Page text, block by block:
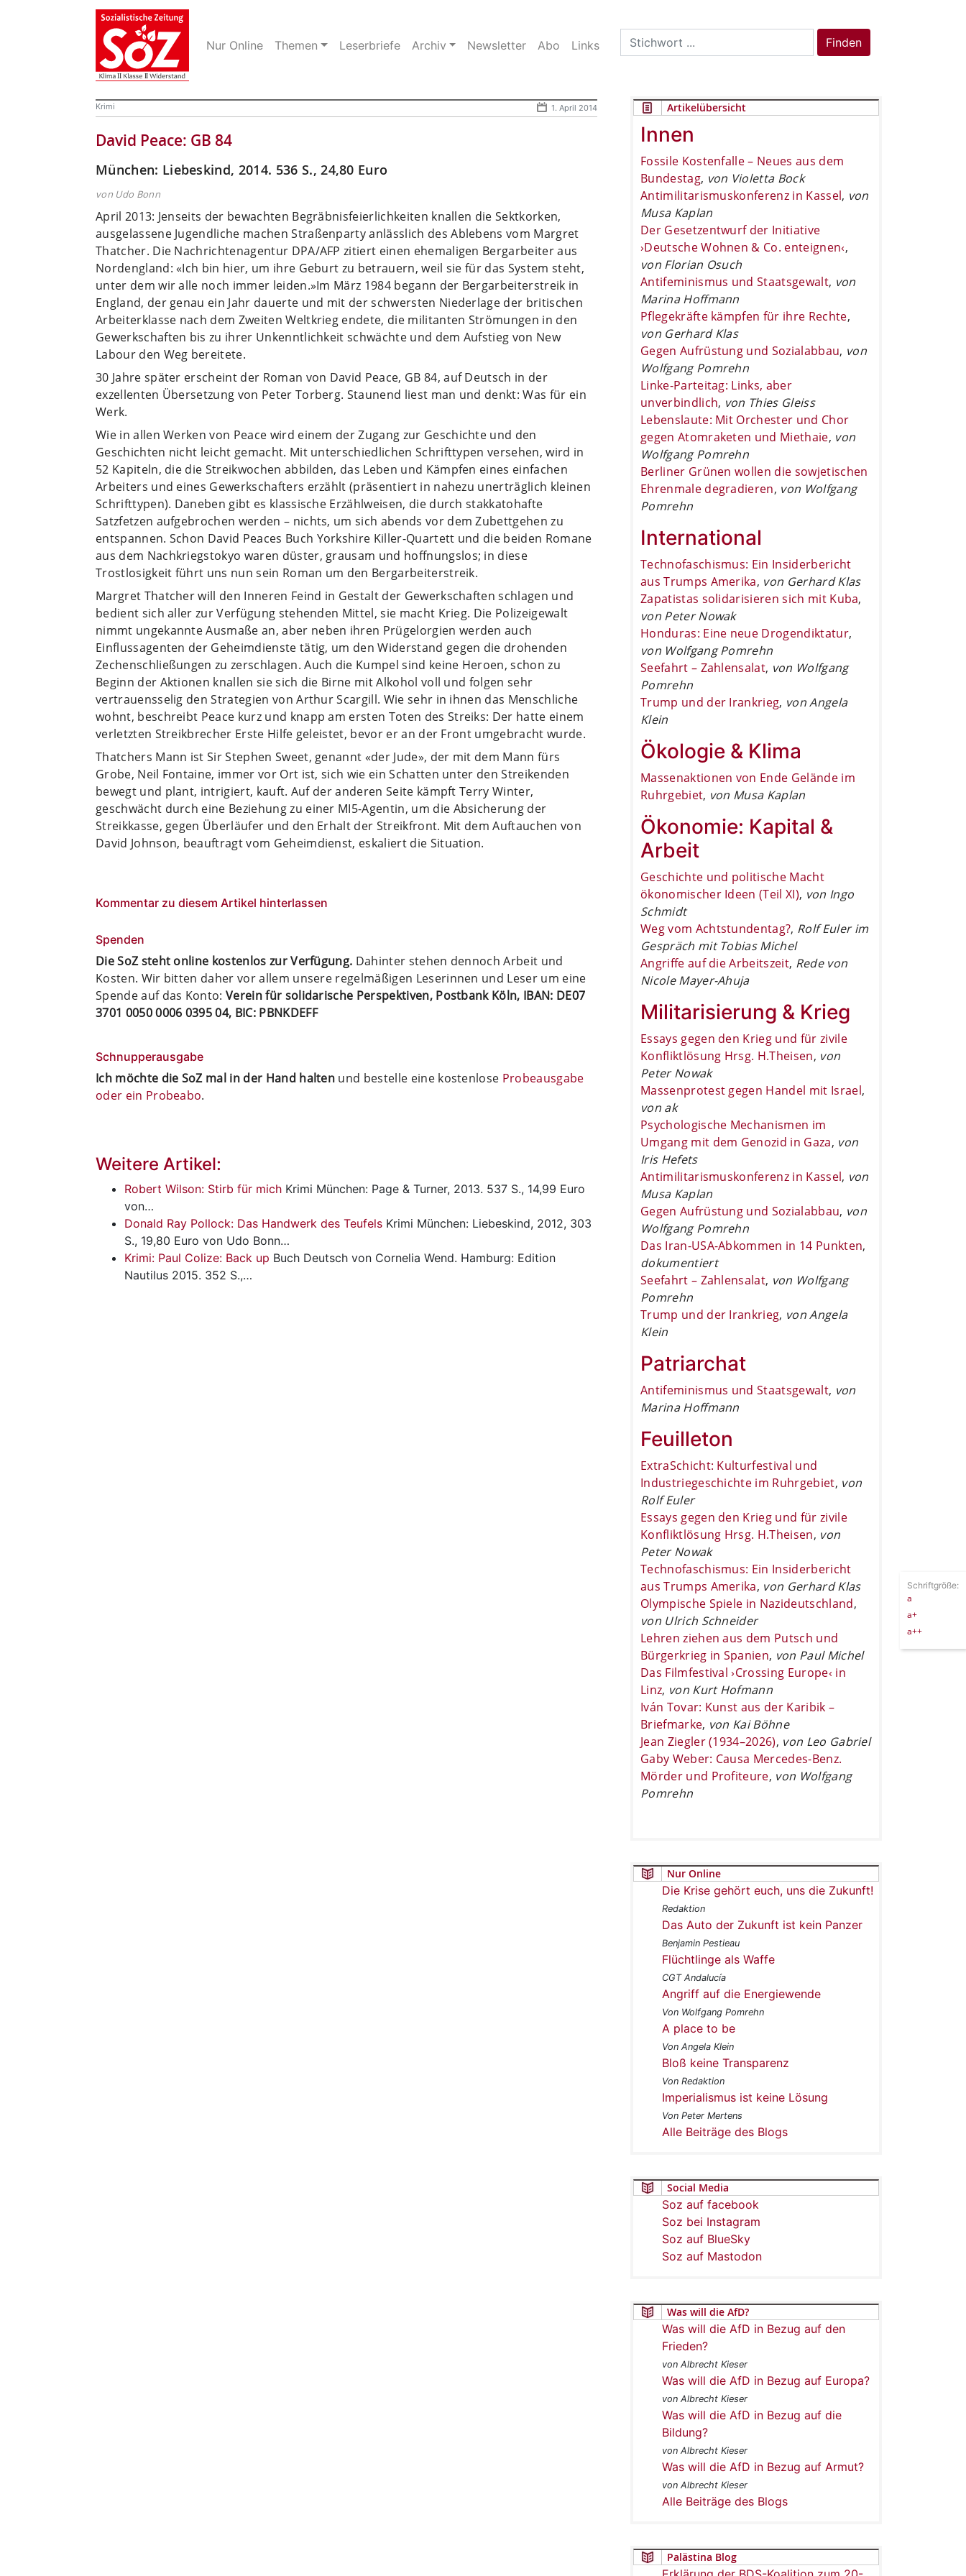
Nur Online Themen Leserbriefe Archiv Newsletter Abo Links
Search
for:
Finden
Krimi 1. April 2014
David Peace: GB 84
München: Liebeskind, 2014. 536 S., 24,80 Euro
von Udo Bonn
April 2013: Jenseits der bewachten Begräbnisfeierlichkeiten knallen die Sektkorken,
ausgelassene Jugendliche machen Straßenparty anlässlich des Ablebens vom Margret
Thatcher. Die Nachrichtenagentur DPA/AFP zitiert einen ehemaligen Bergarbeiter aus
Nordengland: «Ich bin hier, um ihre Geburt zu betrauern, weil sie für das System steht,
unter dem wir alle noch immer leiden.»Im März 1984 begann der Bergarbeiterstreik in
England, der genau ein Jahr dauerte und mit der schwersten Niederlage der britischen
Arbeiterklasse nach dem Zweiten Weltkrieg endete, die militanten Strömungen in den
Gewerkschaften bis zu ihrer Unkenntlichkeit schwächte und dem Aufstieg von New
Labour den Weg bereitete.
30 Jahre später erscheint der Roman von David Peace, GB 84, auf Deutsch in der
exzellenten Übersetzung von Peter Torberg. Staunend liest man und denkt: Was für ein
Werk.
Wie in allen Werken von Peace wird einem der Zugang zur Geschichte und den
Geschichten nicht leicht gemacht. Mit unterschiedlichen Schrifttypen versehen, wird in
52 Kapiteln, die die Streikwochen abbilden, das Leben und Kämpfen eines einfachen
Arbeiters und eines Gewerkschafters erzählt (präsentiert in nahezu unerträglich kleinen
Schrifttypen). Daneben gibt es klassische Erzählweisen, die durch stakkatohafte
Satzfetzen aufgebrochen werden – nichts, um sich abends vor dem Zubettgehen zu
entspannen. Schon David Peaces Buch Yorkshire Killer-Quartett und die beiden Romane
aus dem Nachkriegstokyo waren düster, grausam und hoffnungslos; in diese
Trostlosigkeit führt uns nun sein Roman um den Bergarbeiterstreik.
Margret Thatcher will den Inneren Feind in Gestalt der Gewerkschaften schlagen und
bedient sich aller zur Verfügung stehenden Mittel, sie macht Krieg. Die Polizeigewalt
nimmt ungekannte Ausmaße an, aber neben ihren Prügelorgien werden auch
Einflussagenten der Geheimdienste tätig, um den Widerstand gegen die drohenden
Zechenschließungen zu zerschlagen. Auch die Kumpel sind keine Heroen, schon zu
Beginn der Aktionen knallen sie sich die Birne mit Alkohol voll und folgen sehr
vertrauensselig den Strategien von Arthur Scargill. Wie sehr in ihnen das Menschliche
wohnt, beschreibt Peace kurz und knapp am ersten Toten des Streiks: Der hatte einem
verletzten Streikbrecher Erste Hilfe geleistet, bevor er an der Front umgebracht wurde.
Thatchers Mann ist Sir Stephen Sweet, genannt «der Jude», der mit dem Mann fürs
Grobe, Neil Fontaine, immer vor Ort ist, sich wie ein Schatten unter den Streikenden
bewegt und plant, intrigiert, kauft. Auf der anderen Seite kämpft Terry Winter,
geschwächt durch eine Beziehung zu einer MI5-Agentin, um die Absicherung der
Streikkasse, gegen Überläufer und den Erhalt der Streikfront. Mit dem Auftauchen von
David Johnson, beauftragt vom Geheimdienst, eskaliert die Situation.
Kommentar zu diesem Artikel hinterlassen
Spenden
Die SoZ steht online kostenlos zur Verfügung. Dahinter stehen dennoch Arbeit und
Kosten. Wir bitten daher vor allem unsere regelmäßigen Leserinnen und Leser um eine
Spende auf das Konto:Verein für solidarische Perspektiven, Postbank Köln, IBAN: DE07
3701 0050 0006 0395 04, BIC: PBNKDEFF
Schnupperausgabe
Ich möchte die SoZ mal in der Hand halten und bestelle eine kostenlose Probeausgabe
oder ein Probeabo.
Weitere Artikel:
Robert Wilson: Stirb für mich Krimi München: Page & Turner, 2013. 537 S., 14,99 Euro
von…
Donald Ray Pollock: Das Handwerk des Teufels Krimi München: Liebeskind, 2012, 303
S., 19,80 Euro von Udo Bonn…
Krimi: Paul Colize: Back up Buch Deutsch von Cornelia Wend. Hamburg: Edition
Nautilus 2015. 352 S.,…
Artikelübersicht
Innen
Fossile Kostenfalle – Neues aus dem
Bundestag, von Violetta Bock
Antimilitarismuskonferenz in Kassel, von
Musa Kaplan
Der Gesetzentwurf der Initiative
›Deutsche Wohnen & Co. enteignen‹,
von Florian Osuch
Antifeminismus und Staatsgewalt, von
Marina Hoffmann
Pflegekräfte kämpfen für ihre Rechte,
von Gerhard Klas
Gegen Aufrüstung und Sozialabbau, von
Wolfgang Pomrehn
Linke-Parteitag: Links, aber
unverbindlich, von Thies Gleiss
Lebenslaute: Mit Orchester und Chor
gegen Atomraketen und Miethaie, von
Wolfgang Pomrehn
Berliner Grünen wollen die sowjetischen
Ehrenmale degradieren, von Wolfgang
Pomrehn
International
Technofaschismus: Ein Insiderbericht
aus Trumps Amerika, von Gerhard Klas
Zapatistas solidarisieren sich mit Kuba,
von Peter Nowak
Honduras: Eine neue Drogendiktatur,
von Wolfgang Pomrehn
Seefahrt – Zahlensalat, von Wolfgang
Pomrehn
Trump und der Irankrieg, von Angela
Klein
Ökologie & Klima
Massenaktionen von Ende Gelände im
Ruhrgebiet, von Musa Kaplan
Ökonomie: Kapital &
Arbeit
Geschichte und politische Macht
ökonomischer Ideen (Teil XI), von Ingo
Schmidt
Weg vom Achtstundentag?, Rolf Euler im
Gespräch mit Tobias Michel
Angriffe auf die Arbeitszeit, Rede von
Nicole Mayer-Ahuja
Militarisierung & Krieg
Essays gegen den Krieg und für zivile
Konfliktlösung Hrsg. H.Theisen, von
Peter Nowak
Massenprotest gegen Handel mit Israel,
von ak
Psychologische Mechanismen im
Umgang mit dem Genozid in Gaza, von
Iris Hefets
Antimilitarismuskonferenz in Kassel, von
Musa Kaplan
Gegen Aufrüstung und Sozialabbau, von
Wolfgang Pomrehn
Das Iran-USA-Abkommen in 14 Punkten,
dokumentiert
Seefahrt – Zahlensalat, von Wolfgang
Pomrehn
Trump und der Irankrieg, von Angela
Klein
Patriarchat
Antifeminismus und Staatsgewalt, von
Marina Hoffmann
Feuilleton
ExtraSchicht: Kulturfestival und
Industriegeschichte im Ruhrgebiet, von
Rolf Euler
Essays gegen den Krieg und für zivile
Konfliktlösung Hrsg. H.Theisen, von
Peter Nowak
Technofaschismus: Ein Insiderbericht
aus Trumps Amerika, von Gerhard Klas
Olympische Spiele in Nazideutschland,
von Ulrich Schneider
Lehren ziehen aus dem Putsch und
Bürgerkrieg in Spanien, von Paul Michel
Das Filmfestival ›Crossing Europe‹ in
Linz, von Kurt Hofmann
Iván Tovar: Kunst aus der Karibik –
Briefmarke, von Kai Böhne
Jean Ziegler (1934–2026), von Leo Gabriel
Gaby Weber: Causa Mercedes-Benz.
Mörder und Profiteure, von Wolfgang
Pomrehn
Nur Online
Die Krise gehört euch, uns die Zukunft!
Redaktion
Das Auto der Zukunft ist kein Panzer
Benjamin Pestieau
Flüchtlinge als Waffe
CGT Andalucía
Angriff auf die Energiewende
Von Wolfgang Pomrehn
A place to be
Von Angela Klein
Bloß keine Transparenz
Von Redaktion
Imperialismus ist keine Lösung
Von Peter Mertens
Alle Beiträge des Blogs
Social Media
Soz auf facebook
Soz bei Instagram
Soz auf BlueSky
Soz auf Mastodon
Was will die AfD?
Was will die AfD in Bezug auf den
Frieden?
von Albrecht Kieser
Was will die AfD in Bezug auf Europa?
von Albrecht Kieser
Was will die AfD in Bezug auf die
Bildung?
von Albrecht Kieser
Was will die AfD in Bezug auf Armut?
von Albrecht Kieser
Alle Beiträge des Blogs
Palästina Blog
Schriftgröße:
a
a+
a++